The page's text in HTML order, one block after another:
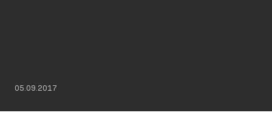
05.09.2017